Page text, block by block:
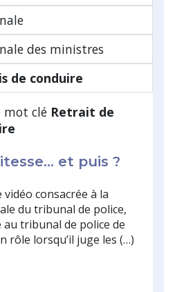
des ministres
de conduire
mot clé Retrait de
et puis ?
consacrée à la
du tribunal de police,
au tribunal de police de
rôle lorsqu’il juge les (…)